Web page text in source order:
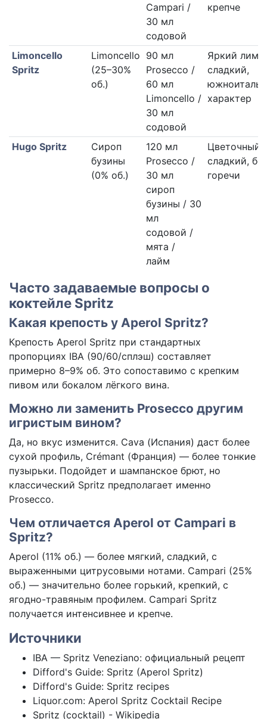
Campari /
30 мл
содовой
крепче
Limoncello
Spritz
Limoncello
(25–30%
об.)
90 мл
Prosecco /
60 мл
Limoncello /
30 мл
содовой
Яркий
сладкий,
характер
Hugo Spritz
Сироп
бузины
(0% об.)
120 мл
Prosecco /
30 мл
сироп
бузины / 30
мл
содовой /
мята /
лайм
Цветочный,
сладкий, без
горечи
Часто задаваемые вопросы о
коктейле Spritz
Какая крепость у Aperol Spritz?
Крепость Aperol Spritz при стандартных
пропорциях IBA (90/60/сплэш) составляет
примерно 8–9% об. Это сопоставимо с крепким
пивом или бокалом лёгкого вина.
Можно ли заменить Prosecco другим
игристым вином?
Да, но вкус изменится. Cava (Испания) даст более
сухой профиль, Crémant (Франция) — более тонкие
пузырьки. Подойдет и шампанское брют, но
классический Spritz предполагает именно
Prosecco.
Чем отличается Aperol от Campari в
Spritz?
Aperol (11% об.) — более мягкий, сладкий, с
выраженными цитрусовыми нотами. Campari (25%
об.) — значительно более горький, крепкий, с
ягодно-травяным профилем. Campari Spritz
получается интенсивнее и крепче.
Источники
IBA — Spritz Veneziano: официальный рецепт
Difford's Guide: Spritz (Aperol Spritz)
Difford's Guide: Spritz recipes
Liquor.com: Aperol Spritz Cocktail Recipe
Spritz (cocktail) - Wikipedia